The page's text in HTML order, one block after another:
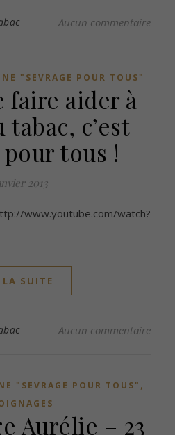
Aucun commentaire
"SEVRAGE POUR TOUS"
faire aider à
c’est
tous !
2013
LA SUITE
Aucun commentaire
"SEVRAGE POUR TOUS" ,
Aurélie – 23